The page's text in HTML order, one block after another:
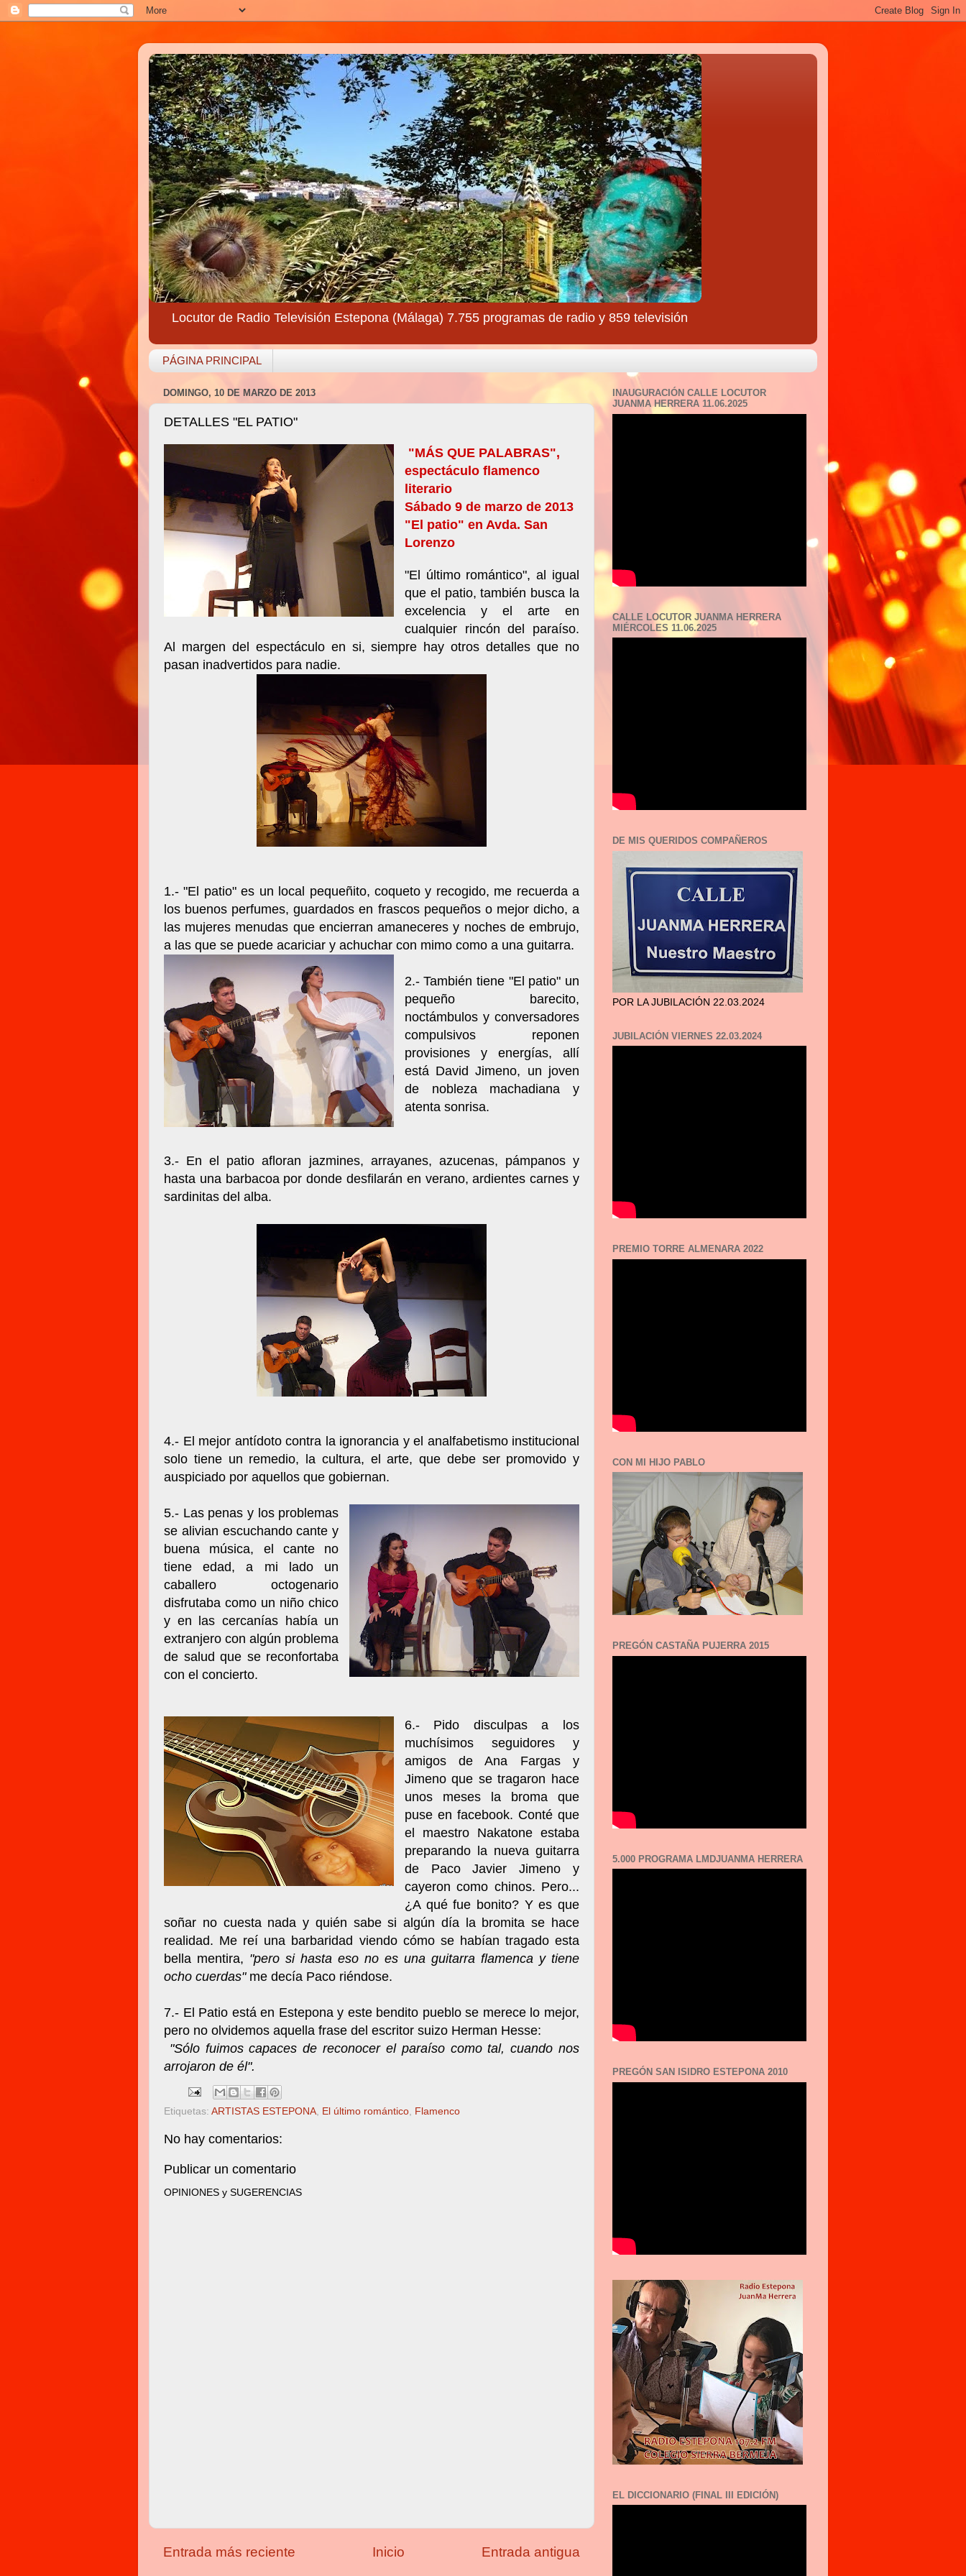
Locutor de Radio Televisión Estepona (Málaga) 7.755 programas de radio y 859 televisión
PÁGINA PRINCIPAL
DOMINGO, 10 DE MARZO DE 2013
DETALLES "EL PATIO"
"MÁS QUE PALABRAS",
espectáculo flamenco
literario
Sábado 9 de marzo de 2013
"El patio" en Avda. San
Lorenzo
"El último romántico", al igual
que el patio, también busca la
excelencia y el arte en
cualquier rincón del paraíso.
Al margen del espectáculo en si, siempre hay otros detalles que no
pasan inadvertidos para nadie.
1.- "El patio" es un local pequeñito, coqueto y recogido, me recuerda a
los buenos perfumes, guardados en frascos pequeños o mejor dicho, a
las mujeres menudas que encierran amaneceres y noches de embrujo,
a las que se puede acariciar y achuchar con mimo como a una guitarra.
2.- También tiene "El patio" un
pequeño barecito,
noctámbulos y conversadores
compulsivos reponen
provisiones y energías, allí
está David Jimeno, un joven
de nobleza machadiana y
atenta sonrisa.
3.- En el patio afloran jazmines, arrayanes, azucenas, pámpanos y
hasta una barbacoa por donde desfilarán en verano, ardientes carnes y
sardinitas del alba.
4.- El mejor antídoto contra la ignorancia y el analfabetismo institucional
solo tiene un remedio, la cultura, el arte, que debe ser promovido y
auspiciado por aquellos que gobiernan.
5.- Las penas y los problemas
se alivian escuchando cante y
buena música, el cante no
tiene edad, a mi lado un
caballero octogenario
disfrutaba como un niño chico
y en las cercanías había un
extranjero con algún problema
de salud que se reconfortaba
con el concierto.
6.- Pido disculpas a los
muchísimos seguidores y
amigos de Ana Fargas y
Jimeno que se tragaron hace
unos meses la broma que
puse en facebook. Conté que
el maestro Nakatone estaba
preparando la nueva guitarra
de Paco Javier Jimeno y
cayeron como chinos. Pero...
¿A qué fue bonito? Y es que
soñar no cuesta nada y quién sabe si algún día la bromita se hace
realidad. Me reí una barbaridad viendo cómo se habían tragado esta
bella mentira, "pero si hasta eso no es una guitarra flamenca y tiene
ocho cuerdas"me decía Paco riéndose.
7.- El Patio está en Estepona y este bendito pueblose merece lo mejor,
pero no olvidemos aquella frase del escritor suizo Herman Hesse:
"Sólo fuimos capaces de reconocer el paraíso como tal, cuando nos
arrojaron de él".
Etiquetas: ARTISTAS ESTEPONA, El último romántico, Flamenco
No hay comentarios:
Publicar un comentario
OPINIONES y SUGERENCIAS
Entrada más reciente Entrada antigua
Inicio
INAUGURACIÓN CALLE LOCUTOR
JUANMA HERRERA 11.06.2025
CALLE LOCUTOR JUANMA HERRERA
MIÉRCOLES 11.06.2025
DE MIS QUERIDOS COMPAÑEROS
POR LA JUBILACIÓN 22.03.2024
JUBILACIÓN VIERNES 22.03.2024
PREMIO TORRE ALMENARA 2022
CON MI HIJO PABLO
PREGÓN CASTAÑA PUJERRA 2015
5.000 PROGRAMA LMDJUANMA HERRERA
PREGÓN SAN ISIDRO ESTEPONA 2010
EL DICCIONARIO (FINAL III EDICIÓN)